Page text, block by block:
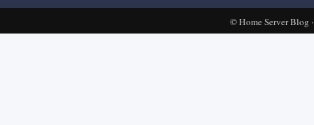
©Home Server Blog